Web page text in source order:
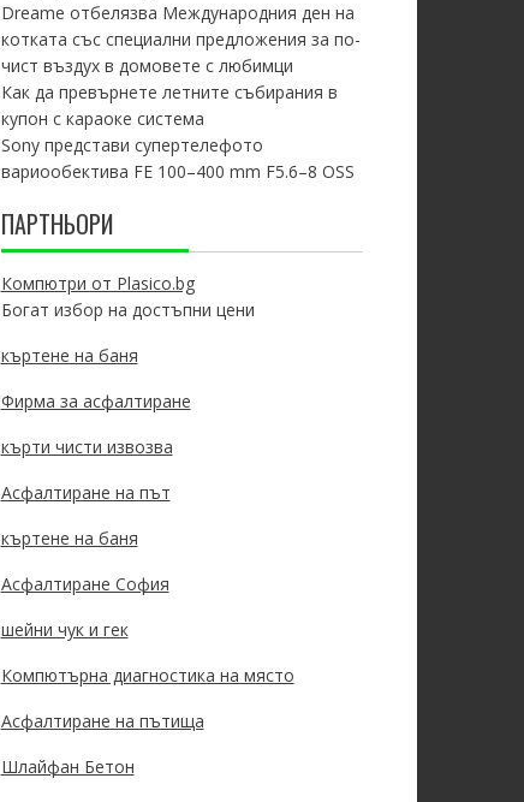
Dreame отбелязва Международния ден на
котката със специални предложения за по-
чист въздух в домовете с любимци
Как да превърнете летните събирания в
купон с караоке система
Sony представи супертелефото
вариообектива FE 100–400 mm F5.6–8 OSS
ПАРТНЬОРИ
Компютри от Plasico.bg
Богат избор на достъпни цени
къртене на баня
Фирма за асфалтиране
кърти чисти извозва
Асфалтиране на път
къртене на баня
Асфалтиране София
шейни чук и гек
Компютърна диагностика на място
Асфалтиране на пътища
Шлайфан Бетон